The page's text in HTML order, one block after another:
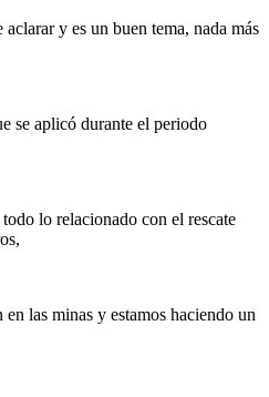
y es un buen tema, nada más
se aplicó durante el periodo
lo relacionado con el rescate
las minas y estamos haciendo un